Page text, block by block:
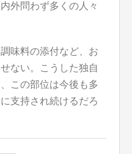
外問わず多くの人々
味料の添付など、お
ない。こうした独自
この部位は今後も多
支持され続けるだろ